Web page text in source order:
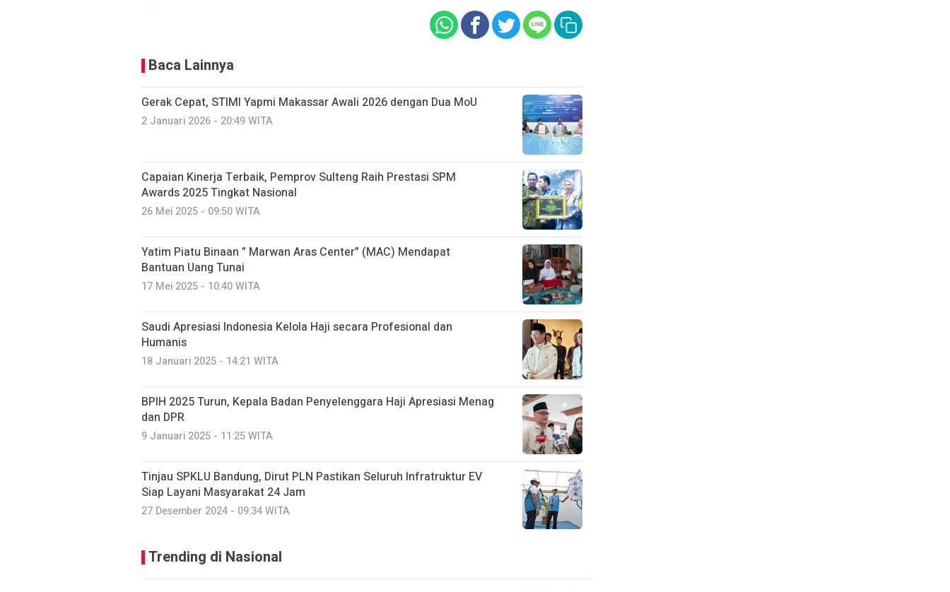
Baca Lainnya
Gerak Cepat, STIMI Yapmi Makassar Awali 2026 dengan Dua MoU
2 Januari 2026 - 20:49 WITA
Capaian Kinerja Terbaik, Pemprov Sulteng Raih Prestasi SPM
Awards 2025 Tingkat Nasional
26 Mei 2025 - 09:50 WITA
Yatim Piatu Binaan ” Marwan Aras Center” (MAC) Mendapat
Bantuan Uang Tunai
17 Mei 2025 - 10:40 WITA
Saudi Apresiasi Indonesia Kelola Haji secara Profesional dan
Humanis
18 Januari 2025 - 14:21 WITA
BPIH 2025 Turun, Kepala Badan Penyelenggara Haji Apresiasi Menag
dan DPR
9 Januari 2025 - 11:25 WITA
Tinjau SPKLU Bandung, Dirut PLN Pastikan Seluruh Infratruktur EV
Siap Layani Masyarakat 24 Jam
27 Desember 2024 - 09:34 WITA
Trending di Nasional